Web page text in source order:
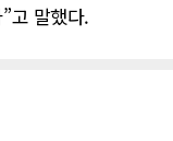
고 말했다.